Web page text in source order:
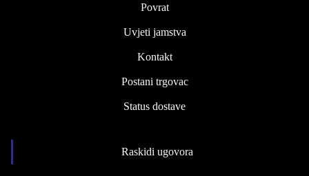
Povrat
Uvjeti jamstva
Kontakt
Postani trgovac
Status dostave
Raskidi ugovora